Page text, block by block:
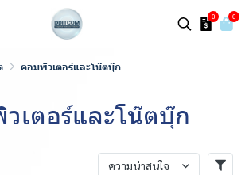
0 0
คอมพิวเตอร์และโน๊ตบุ๊ก
เตอร์และโน๊ตบุ๊ก
ความน่าสนใจ